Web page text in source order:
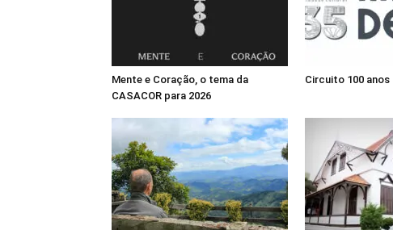
Mente e Coração, o tema da
CASACOR para 2026
Circuito 100